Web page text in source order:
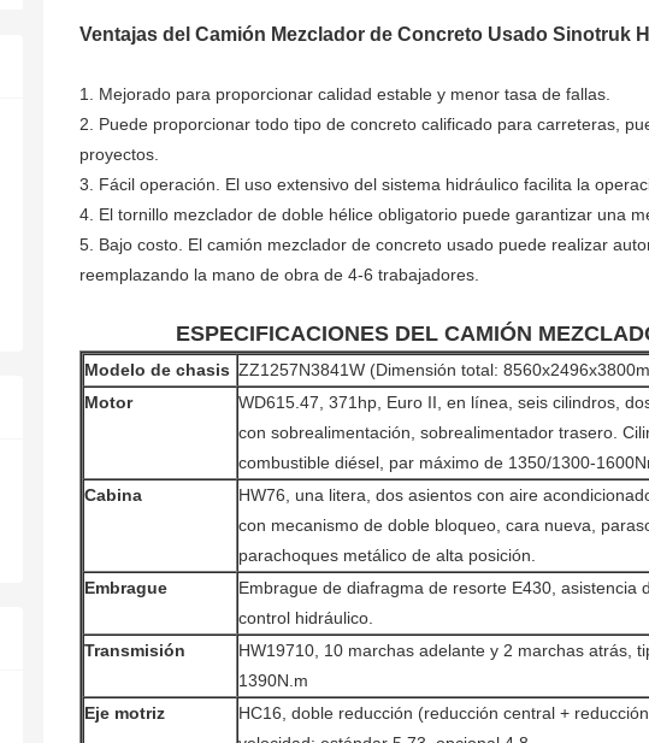
Ventajas del Camión Mezclador de Concreto Usado Sinotruk
1. Mejorado para proporcionar calidad estable y menor tasa de fallas.
2. Puede proporcionar todo tipo de concreto calificado para carreteras,
proyectos.
3. Fácil operación. El uso extensivo del sistema hidráulico facilita la
4. El tornillo mezclador de doble hélice obligatorio puede garantizar una
5. Bajo costo. El camión mezclador de concreto usado puede realizar
reemplazando la mano de obra de 4-6 trabajadores.
ESPECIFICACIONES DEL CAMIÓN
Modelo de chasis ZZ1257N3841W (Dimensión total:
Motor
WD615.47, 371hp, Euro II, en línea, seis cilindros,
con sobrealimentación, sobrealimentador trasero.
combustible diésel, par máximo de 1350/1300-
Cabina
HW76, una litera, dos asientos con aire
con mecanismo de doble bloqueo, cara nueva,
parachoques metálico de alta posición.
Embrague
Embrague de diafragma de resorte E430, asistencia
control hidráulico.
Transmisión
HW19710, 10 marchas adelante y 2 marchas atrás,
1390N.m
Eje motriz
HC16, doble reducción (reducción central +